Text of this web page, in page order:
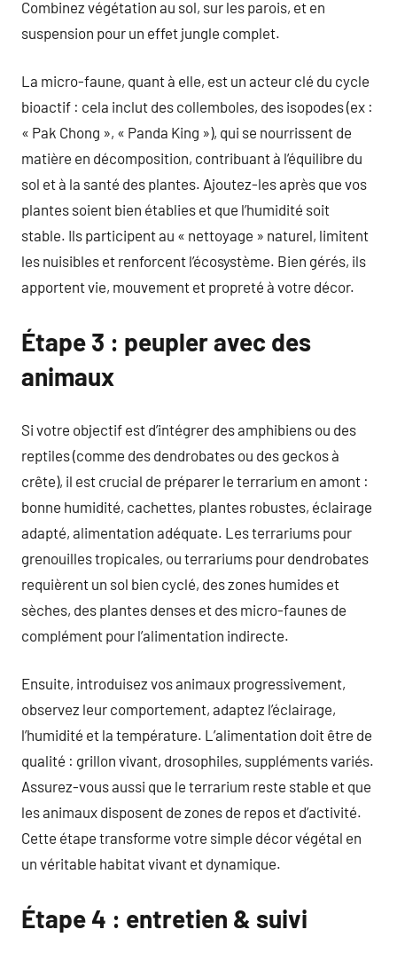
Combinez végétation au sol, sur les parois, et en
suspension pour un effet jungle complet.
La micro-faune, quant à elle, est un acteur clé du cycle
bioactif : cela inclut des collemboles, des isopodes (ex :
« Pak Chong », « Panda King »), qui se nourrissent de
matière en décomposition, contribuant à l’équilibre du
sol et à la santé des plantes. Ajoutez-les après que vos
plantes soient bien établies et que l’humidité soit
stable. Ils participent au « nettoyage » naturel, limitent
les nuisibles et renforcent l’écosystème. Bien gérés, ils
apportent vie, mouvement et propreté à votre décor.
Étape 3 : peupler avec des
animaux
Si votre objectif est d’intégrer des amphibiens ou des
reptiles (comme des dendrobates ou des geckos à
crête), il est crucial de préparer le terrarium en amont :
bonne humidité, cachettes, plantes robustes, éclairage
adapté, alimentation adéquate. Les terrariums pour
grenouilles tropicales, ou terrariums pour dendrobates
requièrent un sol bien cyclé, des zones humides et
sèches, des plantes denses et des micro-faunes de
complément pour l’alimentation indirecte.
Ensuite, introduisez vos animaux progressivement,
observez leur comportement, adaptez l’éclairage,
l’humidité et la température. L’alimentation doit être de
qualité : grillon vivant, drosophiles, suppléments variés.
Assurez-vous aussi que le terrarium reste stable et que
les animaux disposent de zones de repos et d’activité.
Cette étape transforme votre simple décor végétal en
un véritable habitat vivant et dynamique.
Étape 4 : entretien & suivi